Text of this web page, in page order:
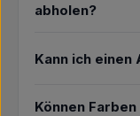
abholen?
Kann ich
Können